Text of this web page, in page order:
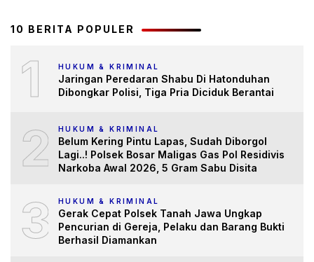
10 BERITA POPULER
1 HUKUM & KRIMINAL
Jaringan Peredaran Shabu Di Hatonduhan
Dibongkar Polisi, Tiga Pria Diciduk Berantai
2 HUKUM & KRIMINAL
Belum Kering Pintu Lapas, Sudah Diborgol
Lagi..! Polsek Bosar Maligas Gas Pol Residivis
Narkoba Awal 2026, 5 Gram Sabu Disita
3 HUKUM & KRIMINAL
Gerak Cepat Polsek Tanah Jawa Ungkap
Pencurian di Gereja, Pelaku dan Barang Bukti
Berhasil Diamankan